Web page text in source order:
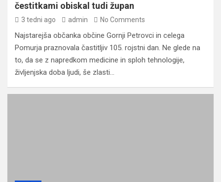
čestitkami obiskal tudi župan
3 tedni ago admin No Comments
Najstarejša občanka občine Gornji Petrovci in celega
Pomurja praznovala častitljiv 105. rojstni dan. Ne glede na
to, da se z napredkom medicine in sploh tehnologije,
življenjska doba ljudi, še zlasti…